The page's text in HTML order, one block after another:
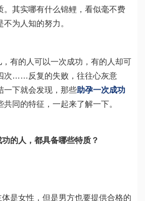
。其实哪有什么锦鲤，看似毫不费
为人知的努力。
有的人可以一次成功，有的人却可
次……反复的失败，往往心灰意
一下就会发现，那些助孕一次成功
同的特征，一起来了解一下。
的人，都具备哪些特质？
是女性，但是男方也要提供合格的